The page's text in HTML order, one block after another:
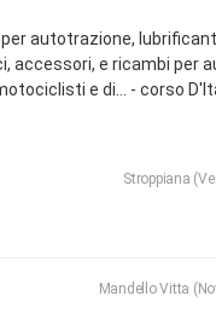
autotrazione,
accessori, e ricambi per
e di... - corso
Stroppiana
Mandello Vitta